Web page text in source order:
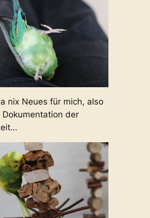
nix Neues für mich, also
der